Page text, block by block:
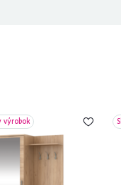
výrobok